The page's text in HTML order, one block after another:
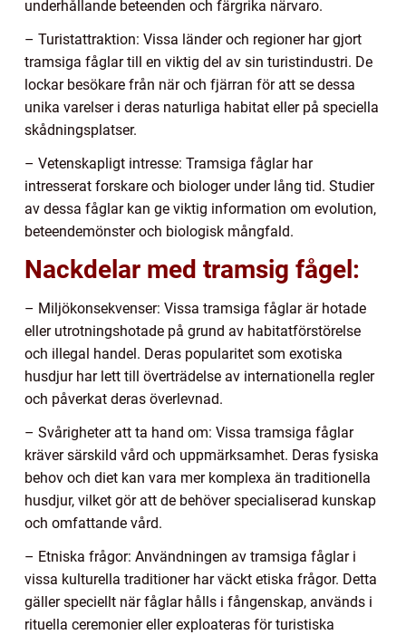
underhållande beteenden och färgrika närvaro.
– Turistattraktion: Vissa länder och regioner har gjort
tramsiga fåglar till en viktig del av sin turistindustri. De
lockar besökare från när och fjärran för att se dessa
unika varelser i deras naturliga habitat eller på speciella
skådningsplatser.
– Vetenskapligt intresse: Tramsiga fåglar har
intresserat forskare och biologer under lång tid. Studier
av dessa fåglar kan ge viktig information om evolution,
beteendemönster och biologisk mångfald.
Nackdelar med tramsig fågel:
– Miljökonsekvenser: Vissa tramsiga fåglar är hotade
eller utrotningshotade på grund av habitatförstörelse
och illegal handel. Deras popularitet som exotiska
husdjur har lett till överträdelse av internationella regler
och påverkat deras överlevnad.
– Svårigheter att ta hand om: Vissa tramsiga fåglar
kräver särskild vård och uppmärksamhet. Deras fysiska
behov och diet kan vara mer komplexa än traditionella
husdjur, vilket gör att de behöver specialiserad kunskap
och omfattande vård.
– Etniska frågor: Användningen av tramsiga fåglar i
vissa kulturella traditioner har väckt etiska frågor. Detta
gäller speciellt när fåglar hålls i fångenskap, används i
rituella ceremonier eller exploateras för turistiska